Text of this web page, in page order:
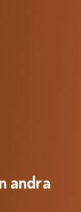
andra